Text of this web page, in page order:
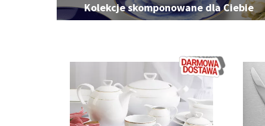
Kolekcje skomponowane dla Ciebie